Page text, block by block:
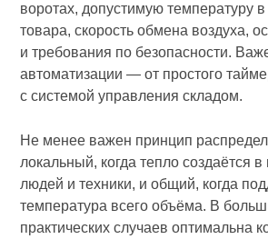
воротах, допустимую температуру
товара, скорость обмена воздуха,
и требования по безопасности.
автоматизации — от простого
с системой управления складом.
Не менее важен принцип
локальный, когда тепло создаётся
людей и техники, и общий, когда
температура всего объёма. В
практических случаев оптимальна